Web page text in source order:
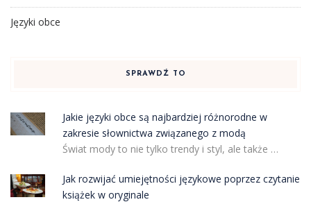
Języki obce
SPRAWDŹ TO
Jakie języki obce są najbardziej różnorodne w
zakresie słownictwa związanego z modą
Świat mody to nie tylko trendy i styl, ale także …
Jak rozwijać umiejętności językowe poprzez czytanie
książek w oryginale